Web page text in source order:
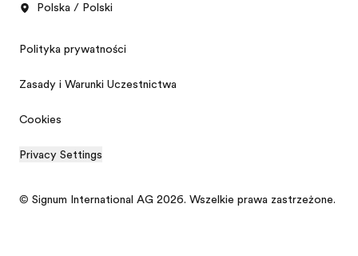
Polska / Polski
Polityka prywatności
Zasady i Warunki Uczestnictwa
Cookies
Privacy Settings
© Signum International AG 2026. Wszelkie prawa zastrzeżone.